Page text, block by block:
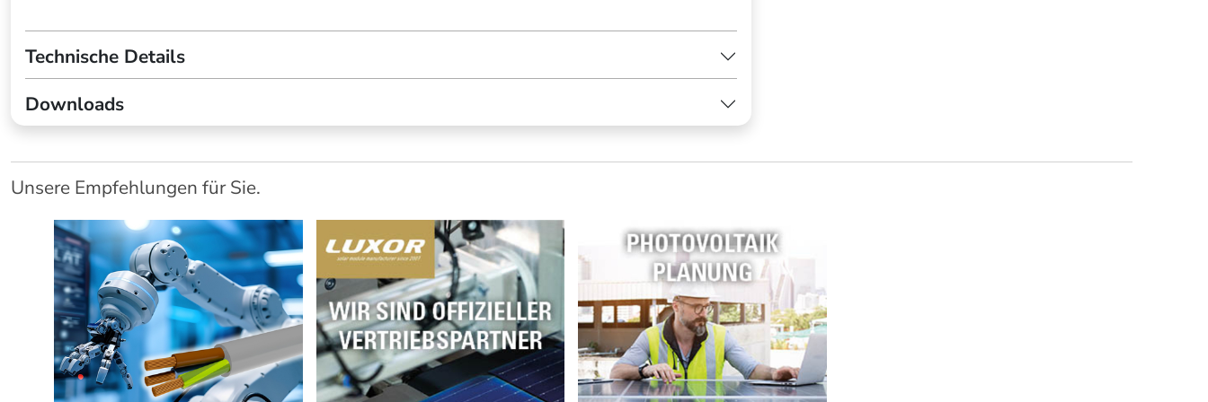
Technische Details
Downloads
Unsere Empfehlungen für Sie.